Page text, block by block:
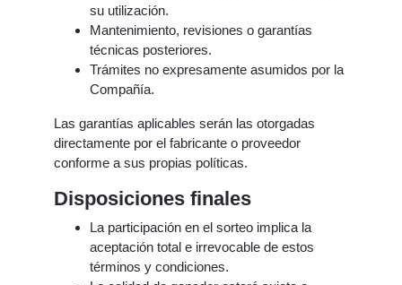
su utilización.
Mantenimiento, revisiones o garantías
técnicas posteriores.
Trámites no expresamente asumidos por la
Compañía.
Las garantías aplicables serán las otorgadas
directamente por el fabricante o proveedor
conforme a sus propias políticas.
Disposiciones finales
La participación en el sorteo implica la
aceptación total e irrevocable de estos
términos y condiciones.